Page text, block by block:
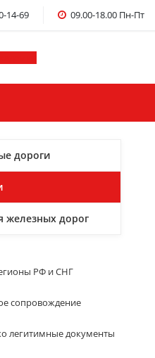
14-69 09.00-18.00 Пн-Пт
дороги
железных дорог
РФ и СНГ
сопровождение
легитимные документы